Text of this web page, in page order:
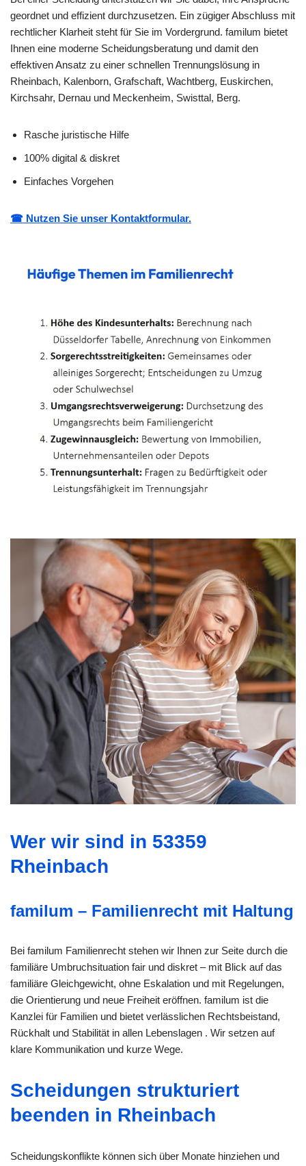
geordnet und effizient durchzusetzen. Ein zügiger Abschluss mit
rechtlicher Klarheit steht für Sie im Vordergrund. familum bietet
Ihnen eine moderne Scheidungsberatung und damit den
effektiven Ansatz zu einer schnellen Trennungslösung in
Rheinbach, Kalenborn, Grafschaft, Wachtberg, Euskirchen,
Kirchsahr, Dernau und Meckenheim, Swisttal, Berg.
Rasche juristische Hilfe
100% digital & diskret
Einfaches Vorgehen
☎ Nutzen Sie unser Kontaktformular.
Wer wir sind in 53359
Rheinbach
familum – Familienrecht mit Haltung
Bei familum Familienrecht stehen wir Ihnen zur Seite durch die
familiäre Umbruchsituation fair und diskret – mit Blick auf das
familiäre Gleichgewicht, ohne Eskalation und mit Regelungen,
die Orientierung und neue Freiheit eröffnen. familum ist die
Kanzlei für Familien und bietet verlässlichen Rechtsbeistand,
Rückhalt und Stabilität in allen Lebenslagen . Wir setzen auf
klare Kommunikation und kurze Wege.
Scheidungen strukturiert
beenden in Rheinbach
Scheidungskonflikte können sich über Monate hinziehen und